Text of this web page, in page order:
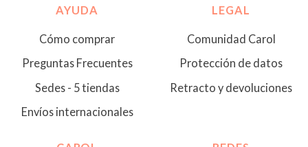
AYUDA
Cómo comprar
Preguntas Frecuentes
Sedes - 5 tiendas
Envíos internacionales
LEGAL
Comunidad Carol
Protección de datos
Retracto y devoluciones